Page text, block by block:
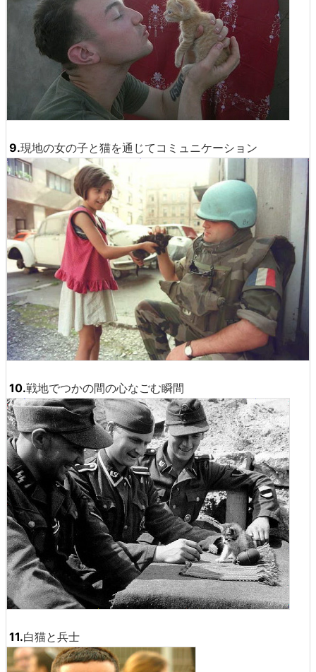
9.現地の女の子と猫を通じてコミュニケーション
10.戦地でつかの間の心なごむ瞬間
11.白猫と兵士